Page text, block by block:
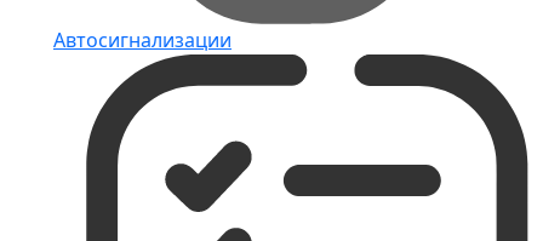
Автосигнализации